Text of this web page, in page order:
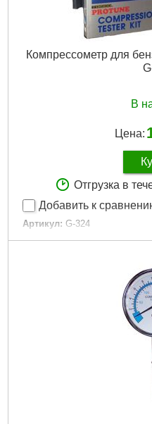
Компрессометр для
В
Цена:
Отгрузка в
Добавить к
Артикул: G-324
Код товара: 15.05.78